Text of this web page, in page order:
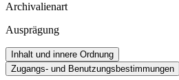
Archivalienart
Ausprägung
Inhalt und innere Ordnung
Zugangs- und Benutzungsbestimmungen